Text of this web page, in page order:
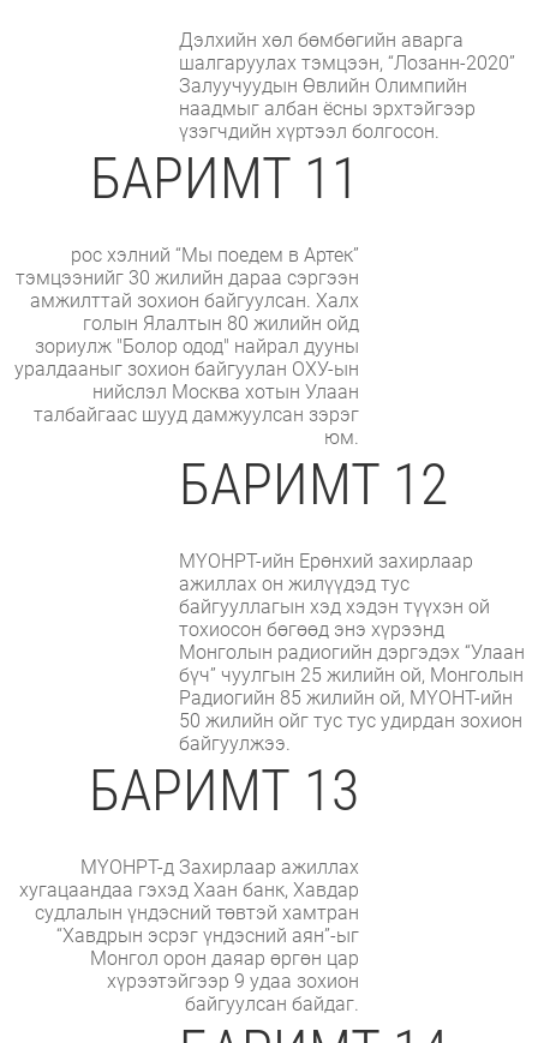
Дэлхийн хөл бөмбөгийн аварга
шалгаруулах тэмцээн, “Лозанн-2020”
Залуучуудын Өвлийн Олимпийн
наадмыг албан ёсны эрхтэйгээр
үзэгчдийн хүртээл болгосон.
БАРИМТ 11
рос хэлний “Мы поедем в Артек”
тэмцээнийг 30 жилийн дараа сэргээн
амжилттай зохион байгуулсан. Халх
голын Ялалтын 80 жилийн ойд
зориулж "Болор одод" найрал дууны
уралдааныг зохион байгуулан ОХУ-ын
нийслэл Москва хотын Улаан
талбайгаас шууд дамжуулсан зэрэг
юм.
БАРИМТ 12
МҮОНРТ-ийн Ерөнхий захирлаар
ажиллах он жилүүдэд тус
байгууллагын хэд хэдэн түүхэн ой
тохиосон бөгөөд энэ хүрээнд
Монголын радиогийн дэргэдэх “Улаан
бүч” чуулгын 25 жилийн ой, Монголын
Радиогийн 85 жилийн ой, МҮОНТ-ийн
50 жилийн ойг тус тус удирдан зохион
байгуулжээ.
БАРИМТ 13
МҮОНРТ-д Захирлаар ажиллах
хугацаандаа гэхэд Хаан банк, Хавдар
судлалын үндэсний төвтэй хамтран
“Хавдрын эсрэг үндэсний аян”-ыг
Монгол орон даяар өргөн цар
хүрээтэйгээр 9 удаа зохион
байгуулсан байдаг.